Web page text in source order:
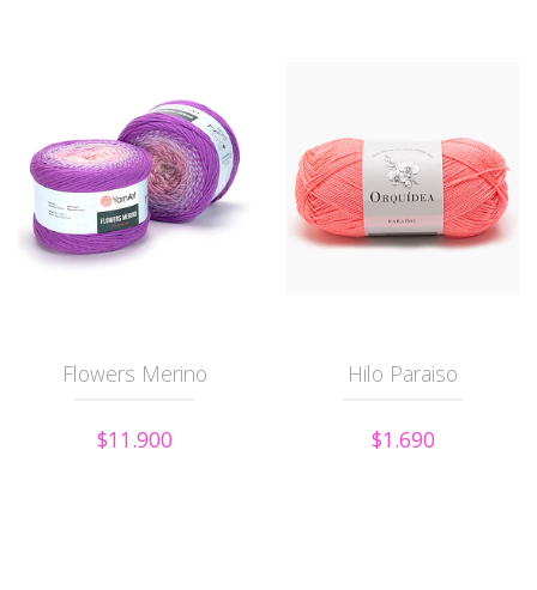
Flowers Merino
$11.900
Hilo Paraiso
$1.690